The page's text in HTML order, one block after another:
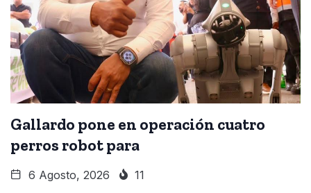
Gallardo pone en operación cuatro
perros robot para
6 Agosto, 2026 11